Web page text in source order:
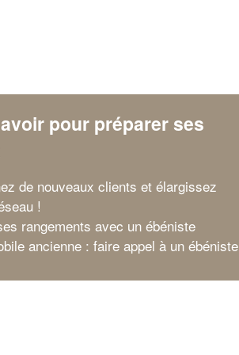
pour préparer ses
de nouveaux clients et élargissez
!
rangements avec un ébéniste
ancienne : faire appel à un ébéniste